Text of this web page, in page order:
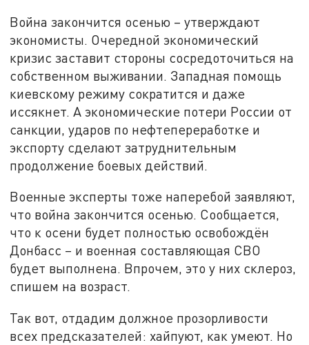
Война закончится осенью – утверждают
экономисты. Очередной экономический
кризис заставит стороны сосредоточиться на
собственном выживании. Западная помощь
киевскому режиму сократится и даже
иссякнет. А экономические потери России от
санкции, ударов по нефтепереработке и
экспорту сделают затруднительным
продолжение боевых действий.
Военные эксперты тоже наперебой заявляют,
что война закончится осенью. Сообщается,
что к осени будет полностью освобождён
Донбасс – и военная составляющая СВО
будет выполнена. Впрочем, это у них склероз,
спишем на возраст.
Так вот, отдадим должное прозорливости
всех предсказателей: хайпуют, как умеют. Но